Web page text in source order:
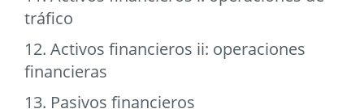
tráfico
12. Activos financieros ii: operaciones
financieras
13. Pasivos financieros